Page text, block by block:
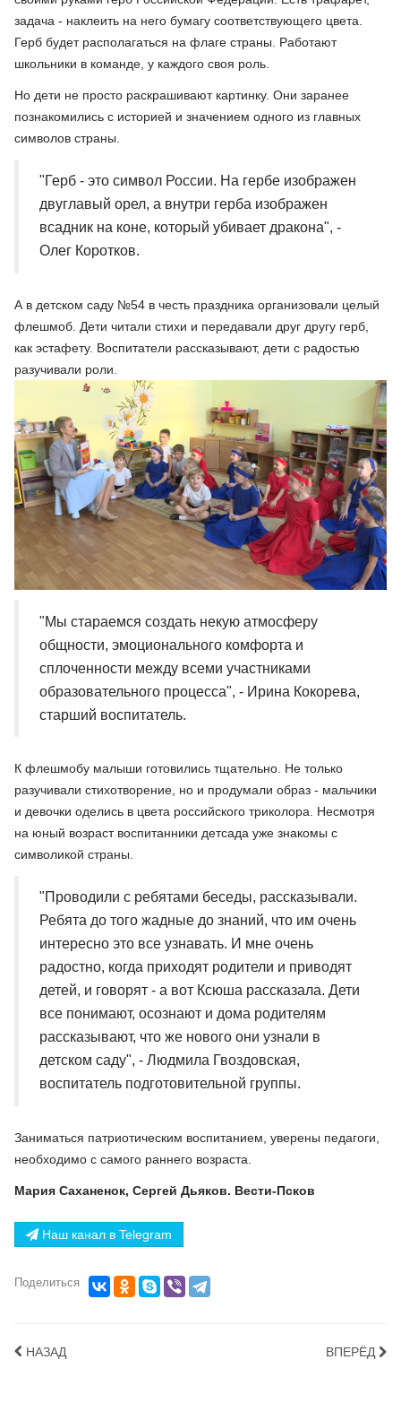
задача - наклеить на него бумагу соответствующего цвета.
Герб будет располагаться на флаге страны. Работают
школьники в команде, у каждого своя роль.
Но дети не просто раскрашивают картинку. Они заранее
познакомились с историей и значением одного из главных
символов страны.
"Герб - это символ России. На гербе изображен
двуглавый орел, а внутри герба изображен
всадник на коне, который убивает дракона", -
Олег Коротков.
А в детском саду №54 в честь праздника организовали целый
флешмоб. Дети читали стихи и передавали друг другу герб,
как эстафету. Воспитатели рассказывают, дети с радостью
разучивали роли.
"Мы стараемся создать некую атмосферу
общности, эмоционального комфорта и
сплоченности между всеми участниками
образовательного процесса", - Ирина Кокорева,
старший воспитатель.
К флешмобу малыши готовились тщательно. Не только
разучивали стихотворение, но и продумали образ - мальчики
и девочки оделись в цвета российского триколора. Несмотря
на юный возраст воспитанники детсада уже знакомы с
символикой страны.
"Проводили с ребятами беседы, рассказывали.
Ребята до того жадные до знаний, что им очень
интересно это все узнавать. И мне очень
радостно, когда приходят родители и приводят
детей, и говорят - а вот Ксюша рассказала. Дети
все понимают, осознают и дома родителям
рассказывают, что же нового они узнали в
детском саду", - Людмила Гвоздовская,
воспитатель подготовительной группы.
Заниматься патриотическим воспитанием, уверены педагоги,
необходимо с самого раннего возраста.
Мария Саханенок, Сергей Дьяков. Вести-Псков
Наш канал в Telegram
Поделиться
НАЗАД ВПЕРЁД